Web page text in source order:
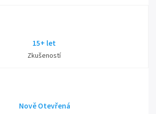
15+ let
Zkušeností
Nově Otevřená